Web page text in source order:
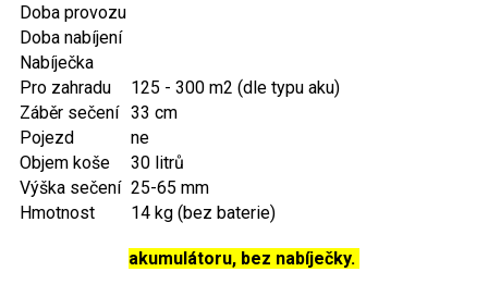
Aku pily
Elektrické pily
Jednoruční pily
Vyvětvovací pily
AKU zahradní technika
Doba provozu
Doba nabíjení
Nabíječka
Pro zahradu
125 - 300 m2 (dle typu aku)
Záběr sečení 33 cm
Pojezd
ne
Objem koše
30 litrů
Výška sečení 25-65 mm
Hmotnost
14 kg (bez baterie)
akumulátoru, bez nabíječky.